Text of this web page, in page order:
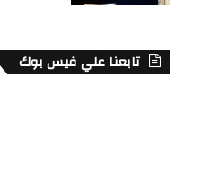
تابعنا علي فيس بوك